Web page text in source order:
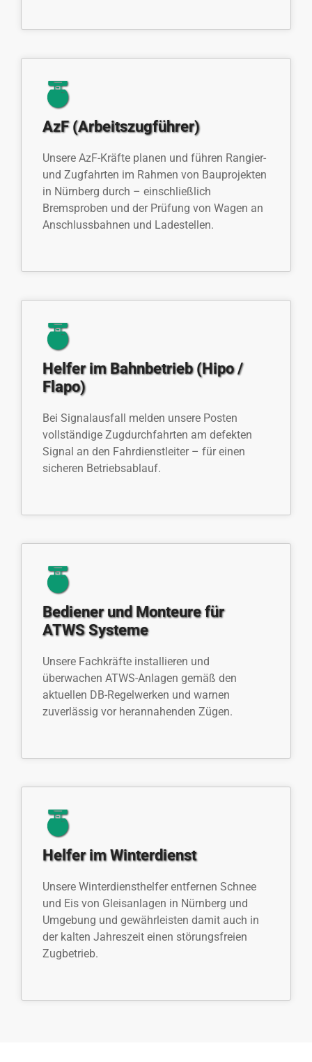
AzF (Arbeitszugführer)
Unsere AzF-Kräfte planen und führen Rangier-
und Zugfahrten im Rahmen von Bauprojekten
in Nürnberg durch – einschließlich
Bremsproben und der Prüfung von Wagen an
Anschlussbahnen und Ladestellen.
Helfer im Bahnbetrieb (Hipo /
Flapo)
Bei Signalausfall melden unsere Posten
vollständige Zugdurchfahrten am defekten
Signal an den Fahrdienstleiter – für einen
sicheren Betriebsablauf.
Bediener und Monteure für
ATWS Systeme
Unsere Fachkräfte installieren und
überwachen ATWS-Anlagen gemäß den
aktuellen DB-Regelwerken und warnen
zuverlässig vor herannahenden Zügen.
Helfer im Winterdienst
Unsere Winterdiensthelfer entfernen Schnee
und Eis von Gleisanlagen in Nürnberg und
Umgebung und gewährleisten damit auch in
der kalten Jahreszeit einen störungsfreien
Zugbetrieb.